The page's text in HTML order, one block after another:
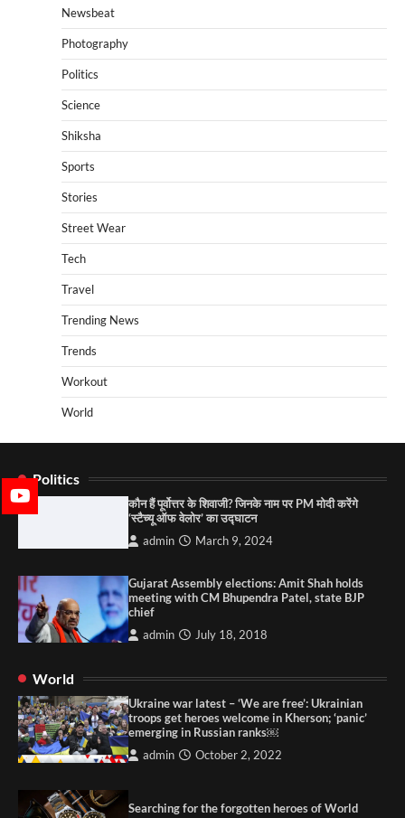
Newsbeat
Photography
Politics
Science
Shiksha
Sports
Stories
Street Wear
Tech
Travel
Trending News
Trends
Workout
World
Politics
कौन हैं पूर्वोत्तर के शिवाजी? जिनके नाम पर PM मोदी करेंगे
‘स्टैच्यू ऑफ वेलोर’ का उद्घाटन
admin March 9, 2024
Gujarat Assembly elections: Amit Shah holds
meeting with CM Bhupendra Patel, state BJP
chief
admin July 18, 2018
World
Ukraine war latest – ‘We are free’: Ukrainian
troops get heroes welcome in Kherson; ‘panic’
emerging in Russian ranks￼
admin October 2, 2022
Searching for the forgotten heroes of World